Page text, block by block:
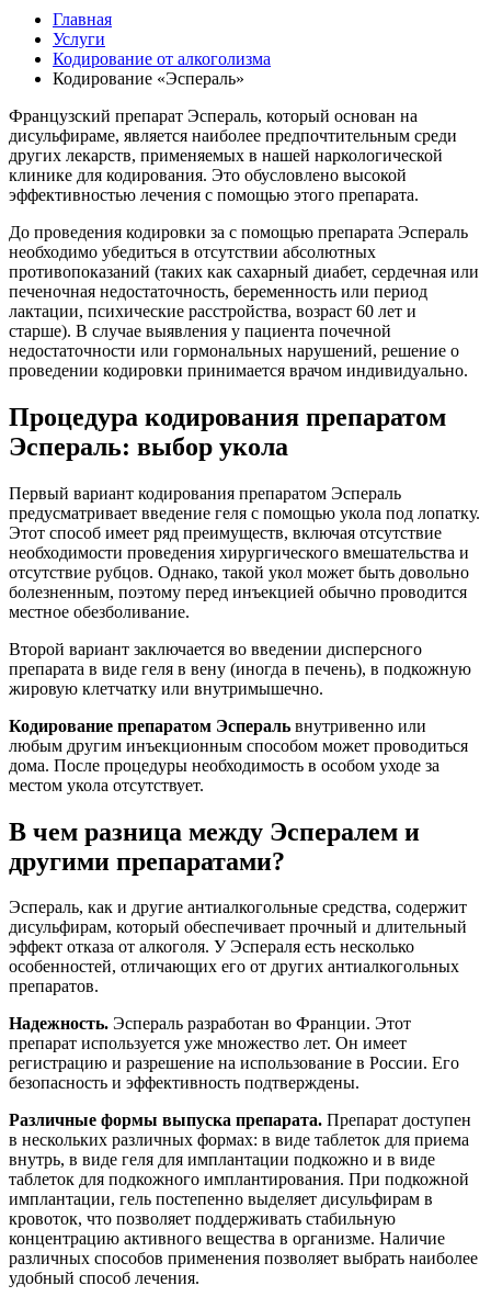
Главная
Услуги
Кодирование от алкоголизма
Кодирование «Эспераль»
Французский препарат Эспераль, который основан на
дисульфираме, является наиболее предпочтительным среди
других лекарств, применяемых в нашей наркологической
клинике для кодирования. Это обусловлено высокой
эффективностью лечения с помощью этого препарата.
До проведения кодировки за с помощью препарата Эспераль
необходимо убедиться в отсутствии абсолютных
противопоказаний (таких как сахарный диабет, сердечная или
печеночная недостаточность, беременность или период
лактации, психические расстройства, возраст 60 лет и
старше). В случае выявления у пациента почечной
недостаточности или гормональных нарушений, решение о
проведении кодировки принимается врачом индивидуально.
Процедура кодирования препаратом
Эспераль: выбор укола
Первый вариант кодирования препаратом Эспераль
предусматривает введение геля с помощью укола под лопатку.
Этот способ имеет ряд преимуществ, включая отсутствие
необходимости проведения хирургического вмешательства и
отсутствие рубцов. Однако, такой укол может быть довольно
болезненным, поэтому перед инъекцией обычно проводится
местное обезболивание.
Второй вариант заключается во введении дисперсного
препарата в виде геля в вену (иногда в печень), в подкожную
жировую клетчатку или внутримышечно.
Кодирование препаратом Эспераль внутривенно или
любым другим инъекционным способом может проводиться
дома. После процедуры необходимость в особом уходе за
местом укола отсутствует.
В чем разница между Эспералем и
другими препаратами?
Эспераль, как и другие антиалкогольные средства, содержит
дисульфирам, который обеспечивает прочный и длительный
эффект отказа от алкоголя. У Эспераля есть несколько
особенностей, отличающих его от других антиалкогольных
препаратов.
Надежность. Эспераль разработан во Франции. Этот
препарат используется уже множество лет. Он имеет
регистрацию и разрешение на использование в России. Его
безопасность и эффективность подтверждены.
Различные формы выпуска препарата. Препарат доступен
в нескольких различных формах: в виде таблеток для приема
внутрь, в виде геля для имплантации подкожно и в виде
таблеток для подкожного имплантирования. При подкожной
имплантации, гель постепенно выделяет дисульфирам в
кровоток, что позволяет поддерживать стабильную
концентрацию активного вещества в организме. Наличие
различных способов применения позволяет выбрать наиболее
удобный способ лечения.